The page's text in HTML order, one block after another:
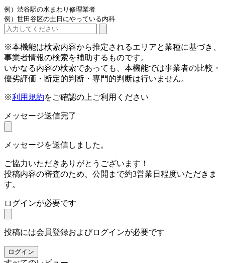
例）渋谷駅の水まわり修理業者
例）世田谷区の土日にやっている内科
※本機能は検索内容から推定されるエリアと業種に基づき、
事業者情報の検索を補助するものです。
いかなる内容の検索であっても、本機能では事業者の比較・
優劣評価・断定的判断・専門的判断は行いません。
※利用規約をご確認の上ご利用ください
メッセージ送信完了
メッセージを送信しました。
ご協力いただきありがとうございます！
投稿内容の審査のため、公開まで約3営業日程度いただきま
す。
ログインが必要です
投稿には会員登録およびログインが必要です
ログイン